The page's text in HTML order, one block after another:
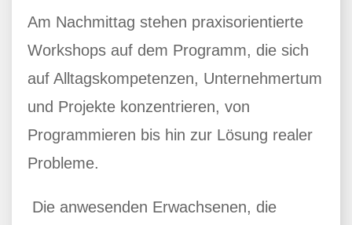
Am Nachmittag stehen praxisorientierte
Workshops auf dem Programm, die sich
auf Alltagskompetenzen, Unternehmertum
und Projekte konzentrieren, von
Programmieren bis hin zur Lösung realer
Probleme.
Die anwesenden Erwachsenen, die